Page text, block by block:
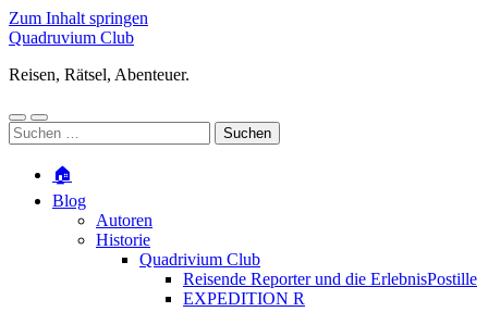
Zum Inhalt springen
Quadruvium Club
Reisen, Rätsel, Abenteuer.
Mobile-
Menü
Suchfeld
ein-/ausblenden
Suchen
nach:
🏠
Blog
Autoren
Historie
Quadrivium Club
Reisende Reporter und die ErlebnisPostille
EXPEDITION R